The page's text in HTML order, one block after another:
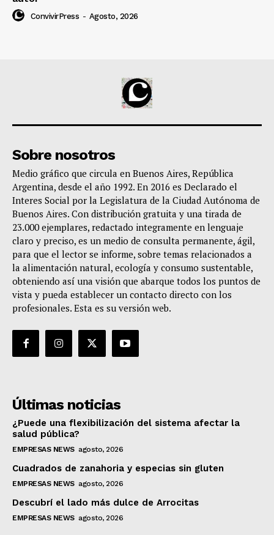
ConvivirPress - Agosto, 2026
Sobre nosotros
Medio gráfico que circula en Buenos Aires, República
Argentina, desde el año 1992. En 2016 es Declarado el
Interes Social por la Legislatura de la Ciudad Autónoma de
Buenos Aires. Con distribución gratuita y una tirada de
23.000 ejemplares, redactado integramente en lenguaje
claro y preciso, es un medio de consulta permanente, ágil,
para que el lector se informe, sobre temas relacionados a
la alimentación natural, ecología y consumo sustentable,
obteniendo así una visión que abarque todos los puntos de
vista y pueda establecer un contacto directo con los
profesionales. Esta es su versión web.
Últimas noticias
¿Puede una flexibilización del sistema afectar la
salud pública?
EMPRESAS NEWS agosto, 2026
Cuadrados de zanahoria y especias sin gluten
EMPRESAS NEWS agosto, 2026
Descubrí el lado más dulce de Arrocitas
EMPRESAS NEWS agosto, 2026